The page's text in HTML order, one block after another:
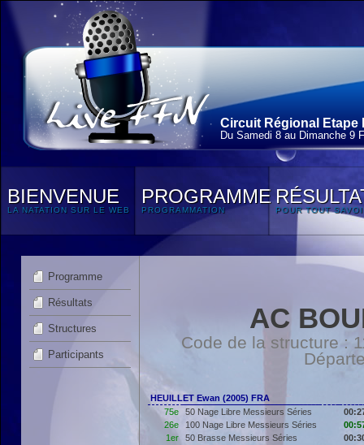
Circuit Régional Etape
Du Samedi 8 au Dimanche 9
BIENVENUE
LA NATATION SUR LE WEB
PROGRAMME
PROGRAMMATION POUR TOUT
Programme
Résultats
Structures
Participants
AC
Code de la structure :
HEUILLET Ewan (2005) FRA
75e
50 Nage Libre Messieurs Séries
26e
100 Nage Libre Messieurs Séries
1er
50 Brasse Messieurs Séries